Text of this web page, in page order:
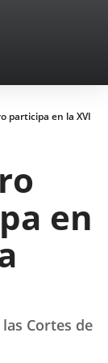
participa en la XVI
en
Cortes de